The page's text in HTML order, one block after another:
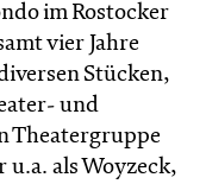
im Rostocker
vier Jahre
Stücken,
und
Theatergruppe
als Woyzeck,